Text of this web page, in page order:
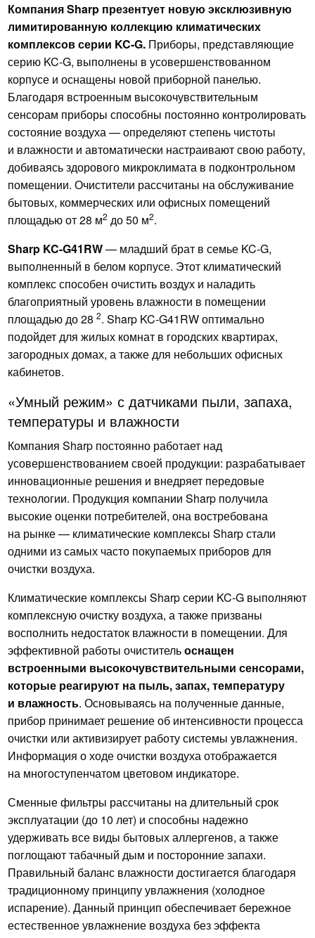
Компания Sharp презентует новую эксклюзивную
лимитированную коллекцию климатических
комплексов серии KC-G. Приборы, представляющие
серию KC-G, выполнены в усовершенствованном
корпусе и оснащены новой приборной панелью.
Благодаря встроенным высокочувствительным
сенсорам приборы способны постоянно контролировать
состояние воздуха — определяют степень чистоты
и влажности и автоматически настраивают свою работу,
добиваясь здорового микроклимата в подконтрольном
помещении. Очистители рассчитаны на обслуживание
бытовых, коммерческих или офисных помещений
площадью от 28 м2 до 50 м2.
Sharp KC-G41RW— младший брат в семье KC-G,
выполненный в белом корпусе. Этот климатический
комплекс способен очистить воздух и наладить
благоприятный уровень влажности в помещении
площадью до 282. Sharp KC-G41RW оптимально
подойдет для жилых комнат в городских квартирах,
загородных домах, а также для небольших офисных
кабинетов.
«Умный режим» с датчиками пыли, запаха,
температуры и влажности
Компания Sharp постоянно работает над
усовершенствованием своей продукции: разрабатывает
инновационные решения и внедряет передовые
технологии. Продукция компании Sharp получила
высокие оценки потребителей, она востребована
на рынке — климатические комплексы Sharp стали
одними из самых часто покупаемых приборов для
очистки воздуха.
Климатические комплексы Sharp серии KC-G выполняют
комплексную очистку воздуха, а также призваны
восполнить недостаток влажности в помещении. Для
эффективной работы очистительоснащен
встроенными высокочувствительными сенсорами,
которые реагируют на пыль, запах, температуру
и влажность. Основываясь на полученные данные,
прибор принимает решение об интенсивности процесса
очистки или активизирует работу системы увлажнения.
Информация о ходе очистки воздуха отображается
на многоступенчатом цветовом индикаторе.
Сменные фильтры рассчитаны на длительный срок
эксплуатации (до 10 лет) и способны надежно
удерживать все виды бытовых аллергенов, а также
поглощают табачный дым и посторонние запахи.
Правильный баланс влажности достигается благодаря
традиционному принципу увлажнения (холодное
испарение). Данный принцип обеспечивает бережное
естественное увлажнение воздуха без эффекта